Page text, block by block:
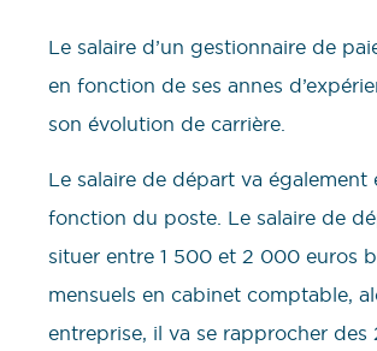
Le salaire d’un gestionnaire de
en fonction de ses annes
son évolution de carrière.
Le salaire de départ va également
fonction du poste. Le salaire de
situer entre 1 500 et 2 000 euros
mensuels en cabinet comptable,
entreprise, il va se rapprocher des